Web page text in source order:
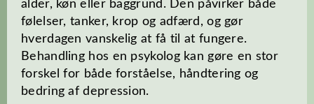
alder, køn eller baggrund. Den påvirker både
følelser, tanker, krop og adfærd, og gør
hverdagen vanskelig at få til at fungere.
Behandling hos en psykolog kan gøre en stor
forskel for både forståelse, håndtering og
bedring af depression.